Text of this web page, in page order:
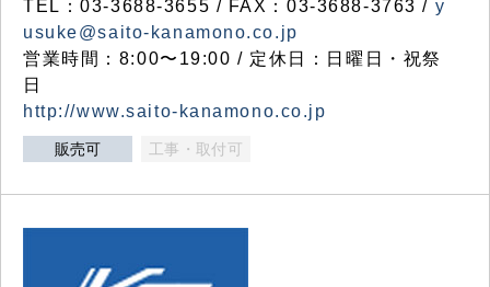
TEL：03-3688-3655 / FAX：03-3688-3763 / y
usuke@saito-kanamono.co.jp
営業時間：8:00〜19:00 / 定休日：日曜日・祝祭
日
http://www.saito-kanamono.co.jp
販売可 工事・取付可